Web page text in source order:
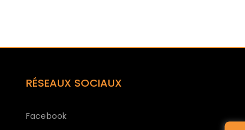
RÉSEAUX SOCIAUX
Facebook